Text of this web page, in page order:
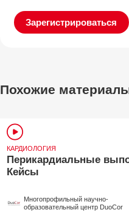
Зарегистрироваться
Похожие
КАРДИОЛОГИЯ
Перикардиальные
Кейсы
Многопрофильный научно-
образовательный центр DuoCor